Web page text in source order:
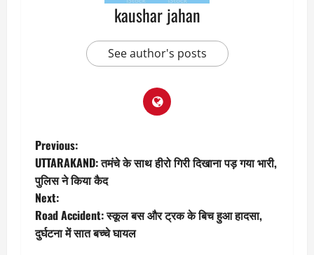
kaushar jahan
See author's posts
P
o
s
t
Previous:
UTTARAKAND: तमंचे के साथ हीरो गिरी दिखाना पड़ गया भारी,
पुलिस ने किया कैद
Next:
Road Accident: स्कूल बस और ट्रक के बिच हुआ हादसा,
दुर्घटना में सात बच्चे घायल